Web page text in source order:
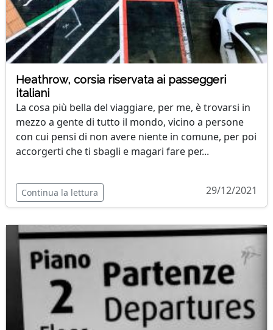
Heathrow, corsia riservata ai passeggeri
italiani
La cosa più bella del viaggiare, per me, è trovarsi in
mezzo a gente di tutto il mondo, vicino a persone
con cui pensi di non avere niente in comune, per poi
accorgerti che ti sbagli e magari fare per...
Continua la lettura 29/12/2021